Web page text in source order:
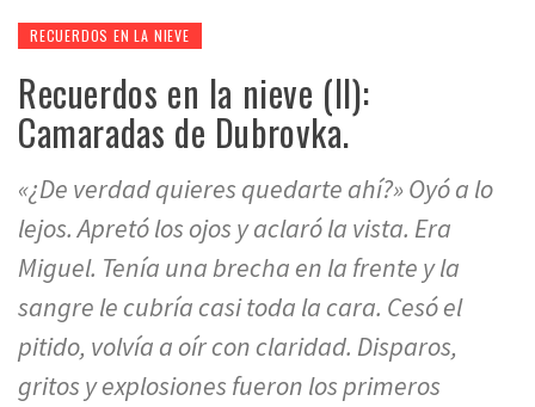
RECUERDOS EN LA NIEVE
Recuerdos en la nieve (II):
Camaradas de Dubrovka.
«¿De verdad quieres quedarte ahí?» Oyó a lo
lejos. Apretó los ojos y aclaró la vista. Era
Miguel. Tenía una brecha en la frente y la
sangre le cubría casi toda la cara. Cesó el
pitido, volvía a oír con claridad. Disparos,
gritos y explosiones fueron los primeros